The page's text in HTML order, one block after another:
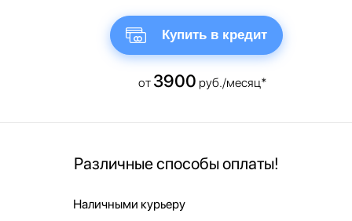
Купить в кредит
от 3900 руб./месяц*
Различные способы оплаты!
Наличными курьеру